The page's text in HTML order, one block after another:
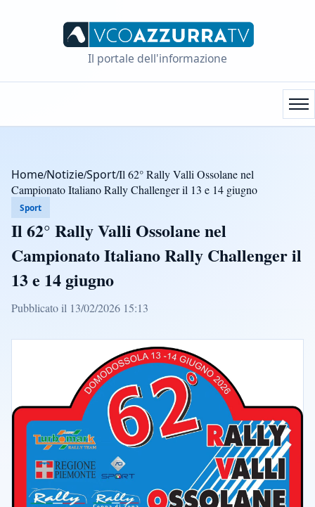
Il portale dell'informazione
Home/Notizie/Sport/Il 62° Rally Valli Ossolane nel
Campionato Italiano Rally Challenger il 13 e 14 giugno
Sport
Il 62° Rally Valli Ossolane nel
Campionato Italiano Rally Challenger il
13 e 14 giugno
Pubblicato il 13/02/2026 15:13